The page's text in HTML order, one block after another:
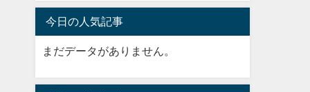
今日の人気記事
まだデータがありません。